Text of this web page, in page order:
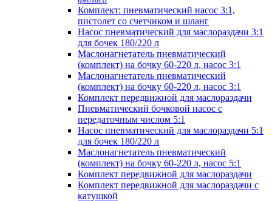
Комплект: пневматический насос 3:1,
пистолет со счетчиком и шланг
Насос пневматический для маслораздачи 3:1
для бочек 180/220 л
Маслонагнетатель пневматический
(комплект) на бочку 60-220 л, насос 3:1
Маслонагнетатель пневматический
(комплект) на бочку 60-220 л, насос 3:1
Комплект передвижной для маслораздачи
Пневматический бочковой насос с
передаточным числом 5:1
Насос пневматический для маслораздачи 5:1
для бочек 180/220 л
Маслонагнетатель пневматический
(комплект) на бочку 60-220 л, насос 5:1
Комплект передвижной для маслораздачи
Комплект передвижной для маслораздачи с
катушкой